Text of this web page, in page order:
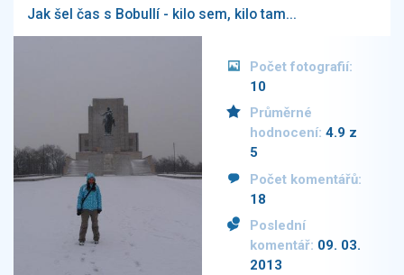
Jak šel čas s Bobullí - kilo sem, kilo tam...
Počet fotografií:
10
Průměrné
hodnocení: 4.9 z
5
Počet komentářů:
18
Poslední
komentář: 09. 03.
2013